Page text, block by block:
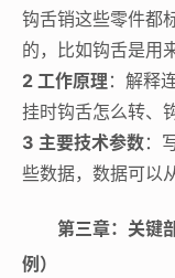
钩舌销这些零件都
的，比如钩舌是用
2 工作原理 ：解释
挂时钩舌怎么转、
3 主要技术参数：
些数据，数据可以
第三章：关键
例）